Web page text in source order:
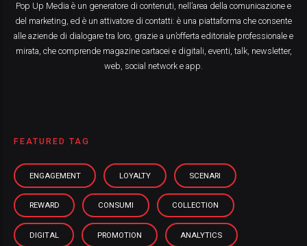
Pop Up Media è un generatore di contenuti, nell’area della comunicazione e
del marketing, ed è un attivatore di contatti: è una piattaforma che consente
alle aziende di dialogare tra loro, grazie a un’offerta editoriale professionale e
mirata, che comprende magazine cartacei e digitali, eventi, talk, newsletter,
web, social network e app.
FEATURED TAG
ENGAGEMENT LOYALTY SCENARI
REWARD CONSUMI COLLECTION
DIGITAL PROMOTION ANALYTICS